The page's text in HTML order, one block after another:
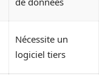
Nécessite un
logiciel tiers